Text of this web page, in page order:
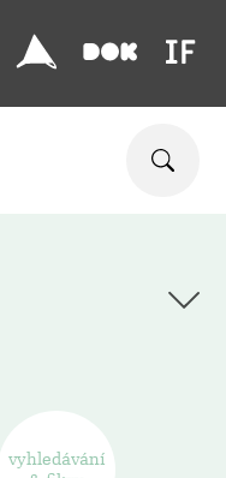
vyhledávání